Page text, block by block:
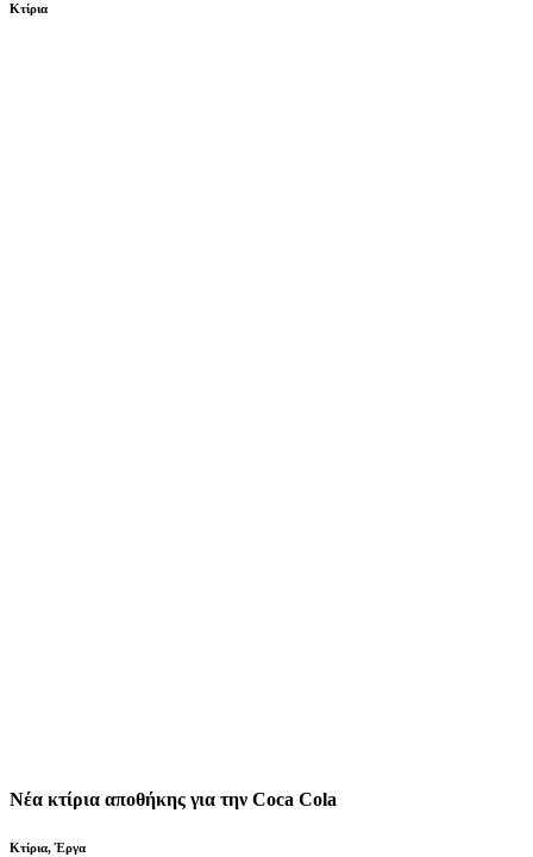
Κτίρια
Νέα κτίρια αποθήκης για την Coca Cola
Κτίρια,Έργα